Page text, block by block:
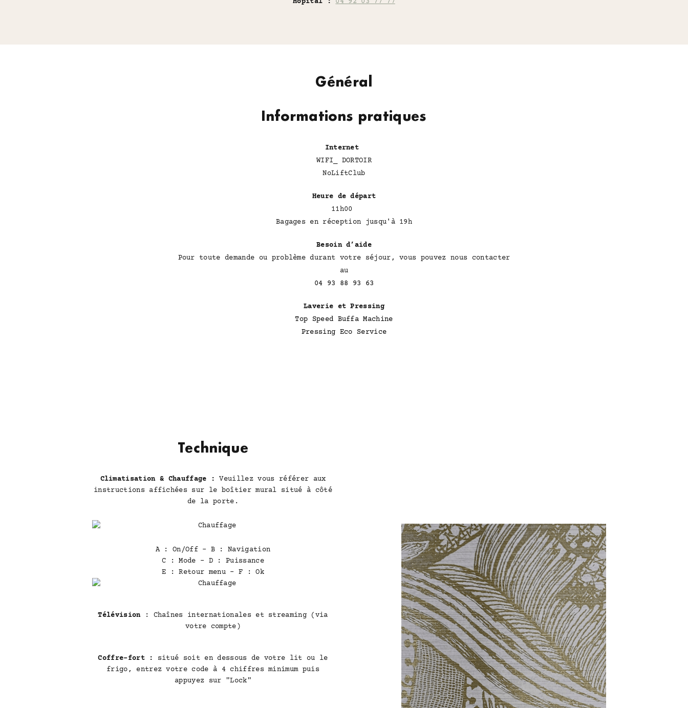
Général
Informations pratiques
Internet
WIFI_ DORTOIR
NoLiftClub
Heure de départ
11h00
Bagages en réception jusqu'à 19h
Besoin d’aide
Pour toute demande ou problème durant votre séjour, vous pouvez nous contacter
au
04 93 88 93 63
Laverie et Pressing
Top Speed Buffa Machine
Pressing Eco Service
Technique
Climatisation & Chauffage :
Veuillez vous référer aux
instructions affichées sur le boîtier mural situé à côté
de la porte.
A : On/Off - B : Navigation
C : Mode - D : Puissance
E : Retour menu - F : Ok
Télévision: Chaînes internationales et streaming (via
votre compte)
Coffre-fort : situé soit en dessous de votre lit ou le
frigo, entrez votre code à 4 chiffres minimum puis
appuyez sur "Lock"